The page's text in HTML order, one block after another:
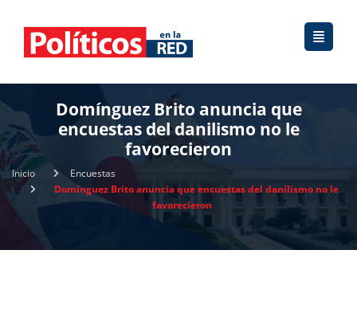
Domínguez Brito anuncia que
encuestas del danilismo no le
favorecieron
Inicio
Encuestas
Domínguez Brito anuncia que encuestas del danilismo no le
favorecieron